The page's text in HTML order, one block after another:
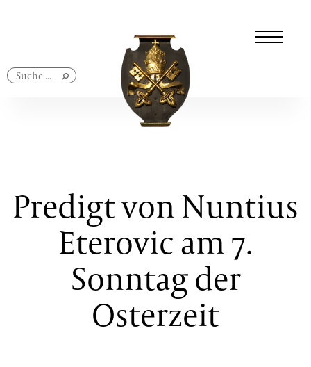
Predigt von Nuntius
Eterovic am 7.
Sonntag der
Osterzeit